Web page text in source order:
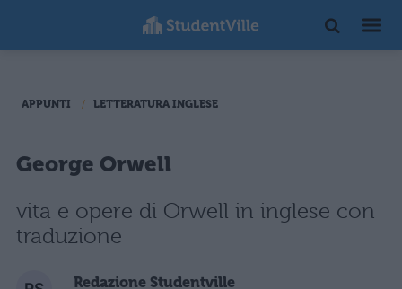
APPUNTI LETTERATURA INGLESE
George Orwell
vita e opere di Orwell in inglese con
traduzione
Redazione Studentville